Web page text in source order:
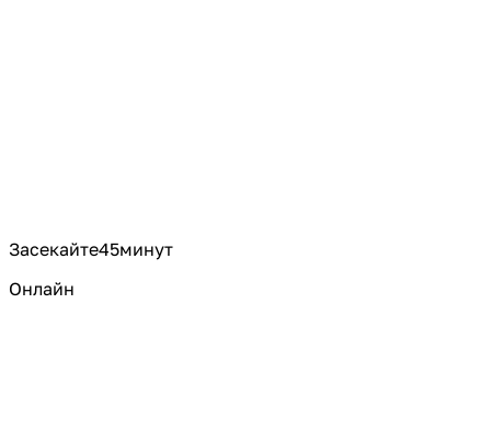
Засекайте45минут
Онлайн